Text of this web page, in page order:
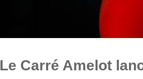
Le Carré Amelot